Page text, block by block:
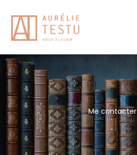
contenu
Me contacter